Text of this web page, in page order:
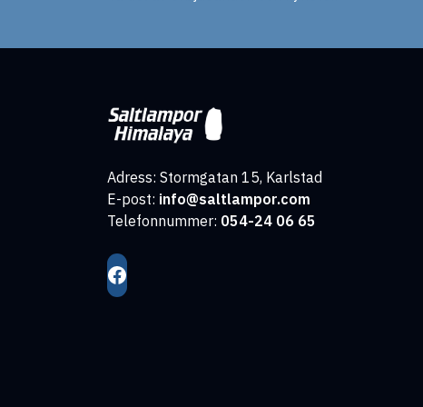
Adress: Stormgatan 15, Karlstad
E-post: info@saltlampor.com
Telefonnummer: 054-24 06 65